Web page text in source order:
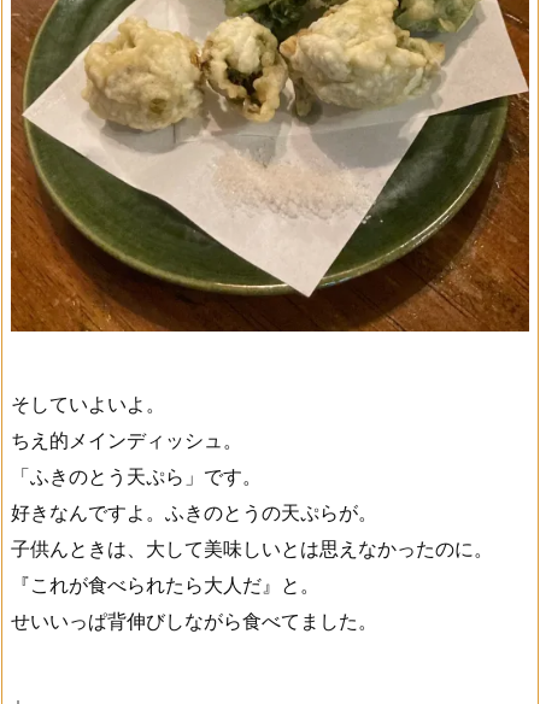
そしていよいよ。
ちえ的メインディッシュ。
「ふきのとう天ぷら」です。
好きなんですよ。ふきのとうの天ぷらが。
子供んときは、大して美味しいとは思えなかったのに。
『これが食べられたら大人だ』と。
せいいっぱ背伸びしながら食べてました。